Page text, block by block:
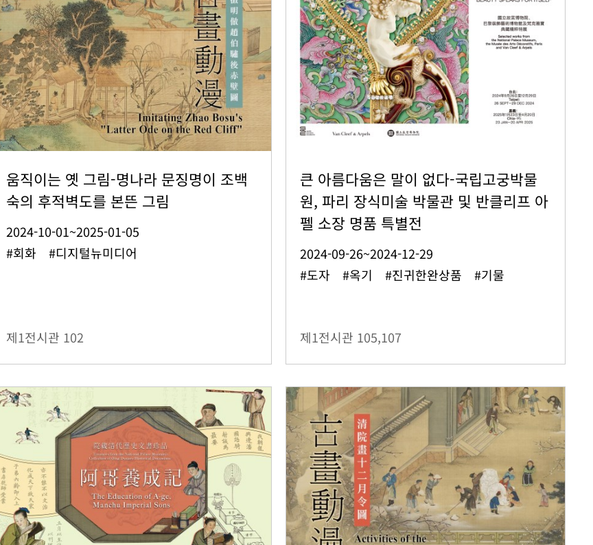
움직이는 옛 그림-명나라 문징명이 조백
숙의 후적벽도를 본뜬 그림
2024-10-01~2025-01-05
#회화 #디지털뉴미디어
제1전시관 102
큰 아름다움은 말이 없다-국립고궁박물
원, 파리 장식미술 박물관 및 반클리프 아
펠 소장 명품 특별전
2024-09-26~2024-12-29
#도자 #옥기 #진귀한완상품 #기물
제1전시관 105,107